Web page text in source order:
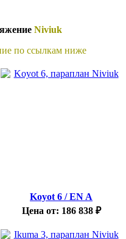
Niviuk
по ссылкам ниже
Koyot 6 / EN A
Цена от: 186 838₽